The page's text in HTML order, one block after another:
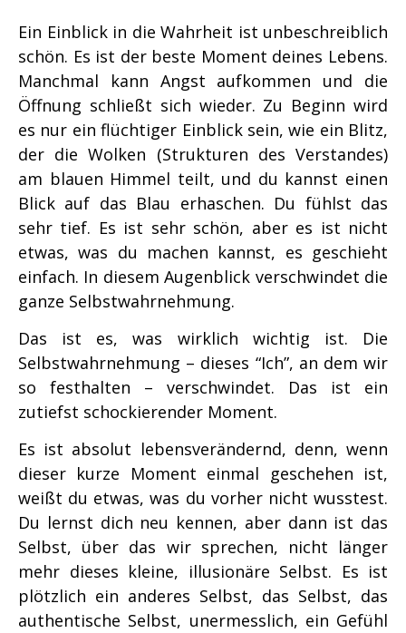
Ein Einblick in die Wahrheit ist unbeschreiblich
schön. Es ist der beste Moment deines Lebens.
Manchmal kann Angst aufkommen und die
Öffnung schließt sich wieder. Zu Beginn wird
es nur ein flüchtiger Einblick sein, wie ein Blitz,
der die Wolken (Strukturen des Verstandes)
am blauen Himmel teilt, und du kannst einen
Blick auf das Blau erhaschen. Du fühlst das
sehr tief. Es ist sehr schön, aber es ist nicht
etwas, was du machen kannst, es geschieht
einfach. In diesem Augenblick verschwindet die
ganze Selbstwahrnehmung.
Das ist es, was wirklich wichtig ist. Die
Selbstwahrnehmung – dieses “Ich”, an dem wir
so festhalten – verschwindet. Das ist ein
zutiefst schockierender Moment.
Es ist absolut lebensverändernd, denn, wenn
dieser kurze Moment einmal geschehen ist,
weißt du etwas, was du vorher nicht wusstest.
Du lernst dich neu kennen, aber dann ist das
Selbst, über das wir sprechen, nicht länger
mehr dieses kleine, illusionäre Selbst. Es ist
plötzlich ein anderes Selbst, das Selbst, das
authentische Selbst, unermesslich, ein Gefühl